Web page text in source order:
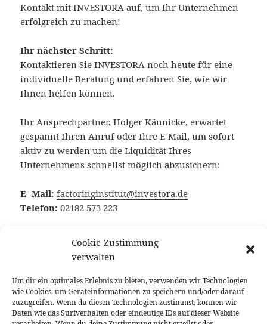
Cookie-Zustimmung
verwalten
Um dir ein optimales Erlebnis zu bieten, verwenden wir Technologien
wie Cookies, um Geräteinformationen zu speichern und/oder darauf
zuzugreifen. Wenn du diesen Technologien zustimmst, können wir
Daten wie das Surfverhalten oder eindeutige IDs auf dieser Website
Kontakt mit INVESTORA auf, um Ihr Unternehmen
erfolgreich zu machen!
Ihr nächster Schritt:
Kontaktieren Sie INVESTORA noch heute für eine
individuelle Beratung und erfahren Sie, wie wir
Ihnen helfen können.
Ihr Ansprechpartner, Holger Käunicke, erwartet
gespannt Ihren Anruf oder Ihre E-Mail, um sofort
aktiv zu werden um die Liquidität Ihres
Unternehmens schnellst möglich abzusichern:
E- Mail: factoringinstitut@investora.de
Telefon: 02182 573 223
Vergessen Sie nicht, dass unser
absolut kostenfrei
für Sie ist. Zögern Sie nicht,
Expertise zu profitieren.
Unsere Social Media – Kanäle: